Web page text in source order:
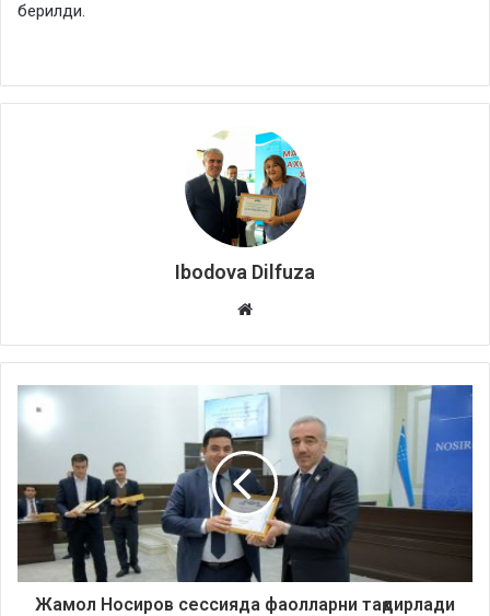
берилди.
Ibodova Dilfuza
Жамол Носиров сессияда фаолларни тақдирлади